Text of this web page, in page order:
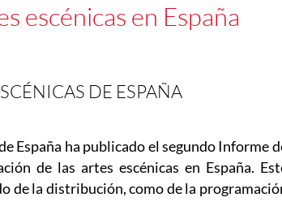
escénicas en España
DE ESPAÑA
España ha publicado el segundo Informe
de las artes escénicas en España.
de la distribución, como de la